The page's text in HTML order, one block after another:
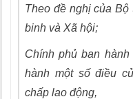
Theo đề nghị của
binh và Xã hội;
Chính phủ ban
hành một số điều
chấp lao động,